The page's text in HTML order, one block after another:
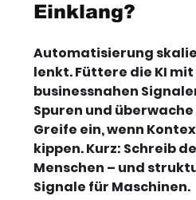
Einklang?
Automatisierung
lenkt. Füttere die KI
businessnahen
Spuren und
Greife ein, wenn
kippen. Kurz: Schreib
Menschen – und
Signale für Maschinen.